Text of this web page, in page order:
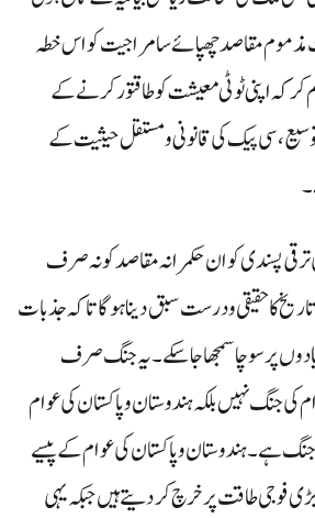
مذموم مقاصد چھپائے سامراجیت کو اس خطہ
کرکہ اپنی ٹوٹی معیشت کو طاقتور کرنے کے
سی پیک کی قانونی و مستقل حیثیت کے
پسندی کو ان حکمرانہ مقاصد کو نہ صرف
کا حقیقی و درست سبق دینا ہوگا تاکہ جذبات
پر سوچا سمجھا جاسکے۔ یہ جنگ صرف
جنگ نہیں بلکہ ہندوستان و پاکستان کی عوام
ہے۔ ہندوستان و پاکستان کی عوام کے پیسے
فوجی طاقت پر خرچ کر دیتے ہیں جبکہ یہی